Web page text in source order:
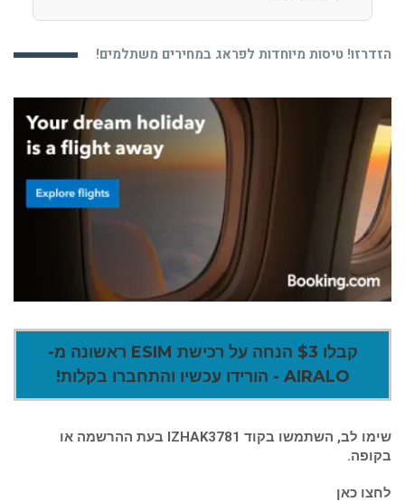
הזדרזו! טיסות מיוחדות לפראג במחירים משתלמים!
קבלו $3 הנחה על רכישת ESIM ראשונה מ-
AIRALO - הורידו עכשיו והתחברו בקלות!
שימו לב, השתמשו בקוד IZHAK3781 בעת ההרשמה או
בקופה.
לחצו כאן